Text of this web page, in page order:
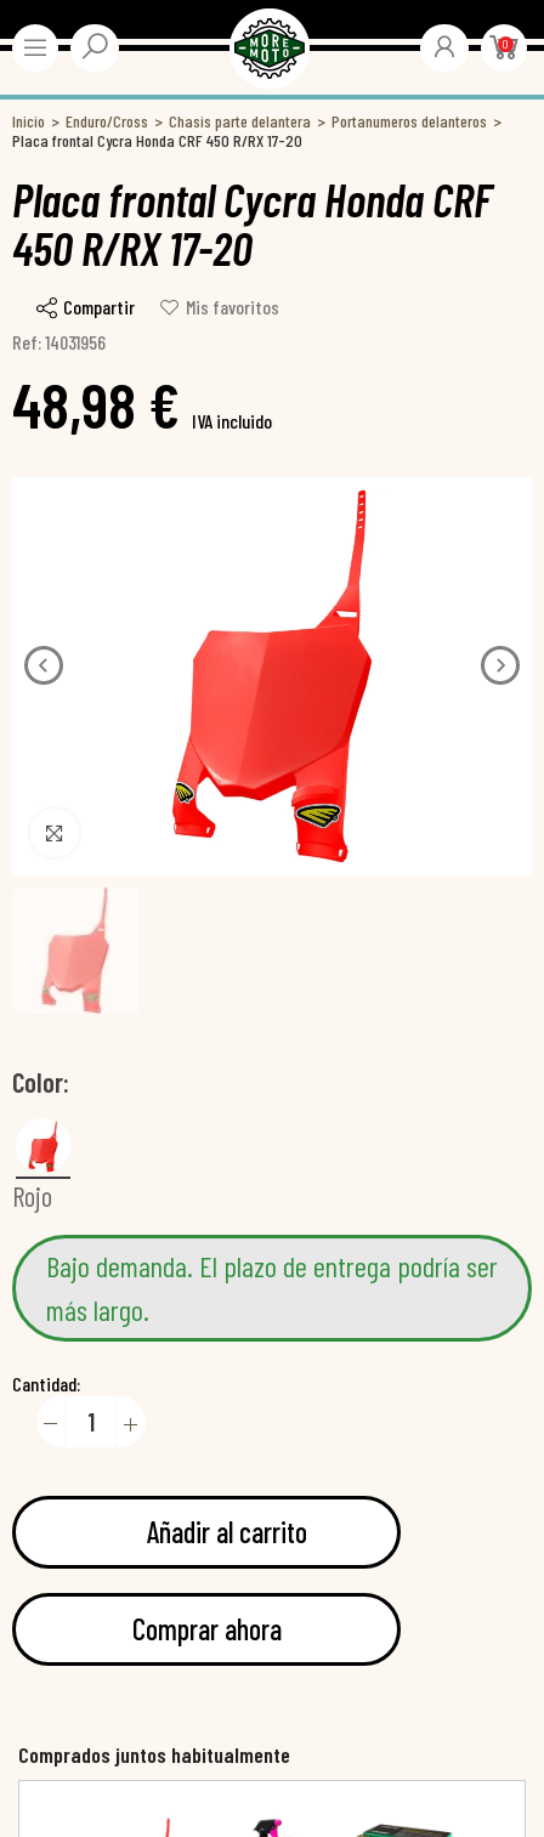
0
Inicio Enduro/Cross Chasis parte delantera
Portanumeros delanteros
Placa frontal Cycra Honda CRF 450 R/RX 17-20
Placa frontal Cycra Honda CRF
450 R/RX 17-20
Compartir
Mis favoritos
Ref: 14031956
48,98 € IVA incluido
Pincha para agrandar
Color
Rojo
Bajo demanda. El plazo de entrega podría ser
más largo.
Cantidad:
Añadir al carrito
Comprar ahora
Comprados juntos habitualmente